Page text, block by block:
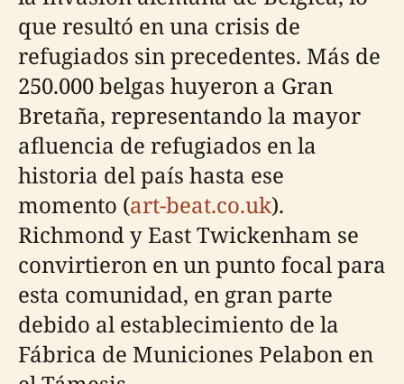
que resultó en una crisis de
refugiados sin precedentes. Más de
250.000 belgas huyeron a Gran
Bretaña, representando la mayor
afluencia de refugiados en la
historia del país hasta ese
momento (art-beat.co.uk).
Richmond y East Twickenham se
convirtieron en un punto focal para
esta comunidad, en gran parte
debido al establecimiento de la
Fábrica de Municiones Pelabon en